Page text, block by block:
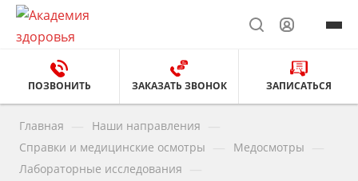
ПОЗВОНИТЬ ЗАКАЗАТЬ ЗВОНОК ЗАПИСАТЬСЯ
Главная Наши направления
Справки и медицинские осмотры Медосмотры
Лабораторные исследования